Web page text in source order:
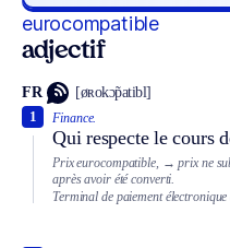
eurocompatible
adjectif
FR [øʀokɔ̃patibl]
Finance.
Qui respecte le cours
1
Prix eurocompatible, → prix ne
après avoir été converti.
Terminal de paiement